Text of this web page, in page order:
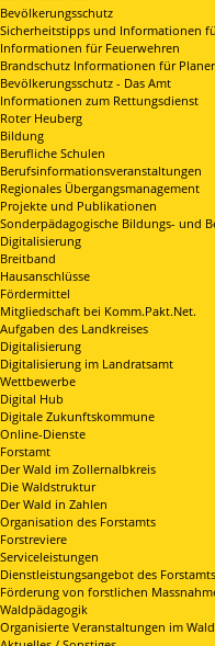
Bevölkerungsschutz
Sicherheitstipps und Informationen
Informationen für Feuerwehren
Brandschutz Informationen für Planer
Bevölkerungsschutz - Das Amt
Informationen zum Rettungsdienst
Roter Heuberg
Bildung
Berufliche Schulen
Berufsinformationsveranstaltungen
Regionales Übergangsmanagement
Projekte und Publikationen
Sonderpädagogische Bildungs- und
Digitalisierung
Breitband
Hausanschlüsse
Fördermittel
Mitgliedschaft bei Komm.Pakt.Net.
Aufgaben des Landkreises
Digitalisierung
Digitalisierung im Landratsamt
Wettbewerbe
Digital Hub
Digitale Zukunftskommune
Online-Dienste
Forstamt
Der Wald im Zollernalbkreis
Die Waldstruktur
Der Wald in Zahlen
Organisation des Forstamts
Forstreviere
Serviceleistungen
Dienstleistungsangebot des Forstamts
Förderung von forstlichen
Waldpädagogik
Organisierte Veranstaltungen im